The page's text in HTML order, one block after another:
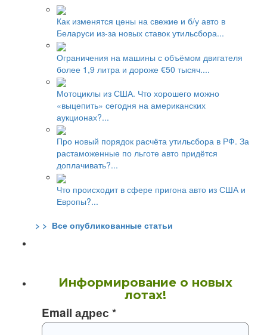
Как изменятся цены на свежие и б/у авто в
Беларуси из-за новых ставок утильсбора...
Ограничения на машины с объёмом двигателя
более 1,9 литра и дороже €50 тысяч....
Мотоциклы из США. Что хорошего можно
«выцепить» сегодня на американских
аукционах?...
Про новый порядок расчёта утильсбора в РФ. За
растаможенные по льготе авто придётся
доплачивать?...
Что происходит в сфере пригона авто из США и
Европы?...
> > Все опубликованные статьи
Информирование о новых
лотах!
Email адрес *